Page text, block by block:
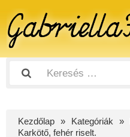
Kezdőlap Kategóriák
Karkötő, fehér riselt.